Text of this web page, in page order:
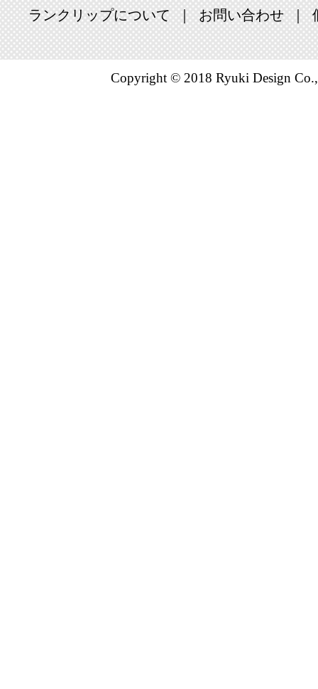
ランクリップについて お問い合わせ
Copyright © 2018 Ryuki Design